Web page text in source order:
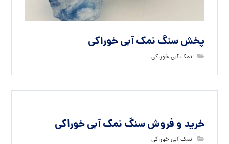
پخش سنگ نمک آبی خوراکی
نمک آبی خوراکی
خرید و فروش سنگ نمک آبی خوراکی
نمک آبی خوراکی